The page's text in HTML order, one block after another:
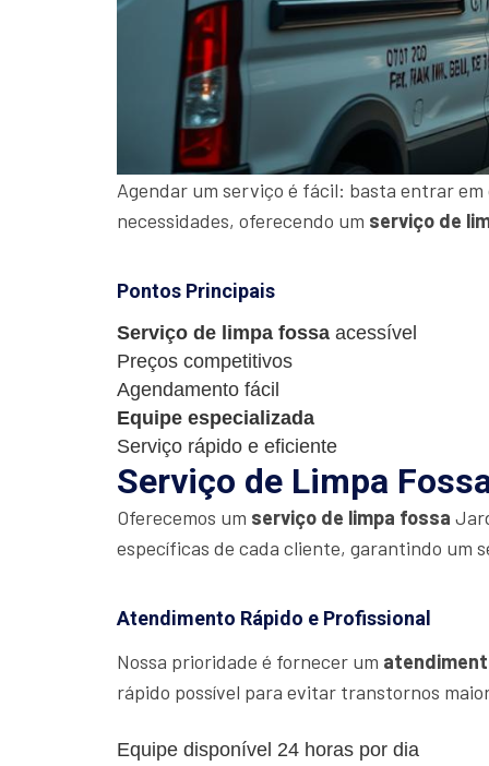
Agendar um serviço é fácil: basta entrar
necessidades, oferecendo um serviço de
Pontos Principais
Serviço de limpa fossa acessível
Preços competitivos
Agendamento fácil
Equipe especializada
Serviço rápido e eficiente
Serviço de Limpa
Oferecemos um serviço de limpa fossa
específicas de cada cliente, garantindo um
Atendimento Rápido e Profissional
Nossa prioridade é fornecer um
rápido possível para evitar transtornos
Equipe disponível 24 horas por dia